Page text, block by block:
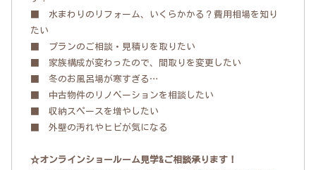
■ 水まわりのリフォーム、いくらかかる？費用相場を知り
たい
■ プランのご相談・見積りを取りたい
■ 家族構成が変わったので、間取りを変更したい
■ 冬のお風呂場が寒すぎる…
■ 中古物件のリノベーションを相談したい
■ 収納スペースを増やしたい
■ 外壁の汚れやヒビが気になる
☆オンラインショールーム見学&ご相談承ります！